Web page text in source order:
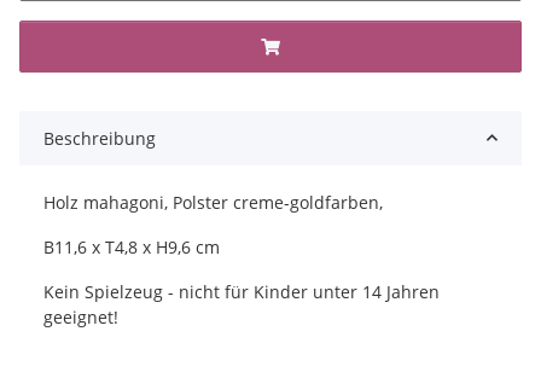
Beschreibung
Holz mahagoni, Polster creme-goldfarben,
B11,6 x T4,8 x H9,6 cm
Kein Spielzeug - nicht für Kinder unter 14 Jahren
geeignet!